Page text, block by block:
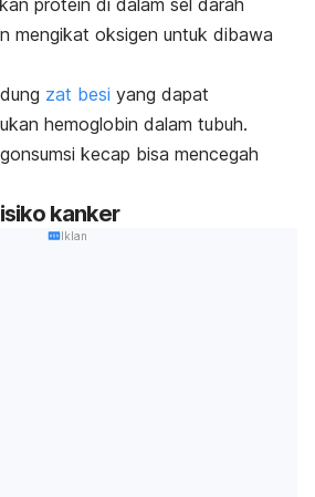
protein di dalam sel darah
mengikat oksigen untuk dibawa
zat besi yang dapat
hemoglobin dalam tubuh.
kecap bisa mencegah
kanker
Iklan